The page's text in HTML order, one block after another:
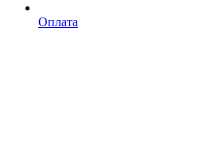
Оплата